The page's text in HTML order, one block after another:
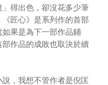
得出色，卻沒花多少筆
匠心》是系列作的首部
果是為下一部作品鋪
作品的成敗也取決於續
，我想不管作者是倪匡